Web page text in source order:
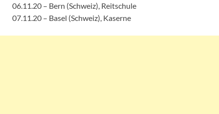
06.11.20 – Bern (Schweiz), Reitschule
07.11.20 – Basel (Schweiz), Kaserne